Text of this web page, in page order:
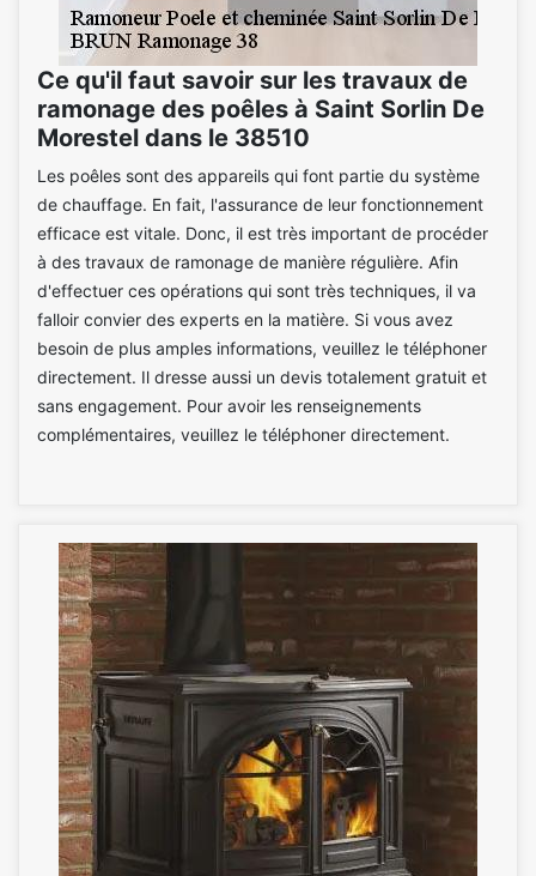
Ce qu'il faut savoir sur les travaux de
ramonage des poêles à Saint Sorlin De
Morestel dans le 38510
Les poêles sont des appareils qui font partie du système
de chauffage. En fait, l'assurance de leur fonctionnement
efficace est vitale. Donc, il est très important de procéder
à des travaux de ramonage de manière régulière. Afin
d'effectuer ces opérations qui sont très techniques, il va
falloir convier des experts en la matière. Si vous avez
besoin de plus amples informations, veuillez le téléphoner
directement. Il dresse aussi un devis totalement gratuit et
sans engagement. Pour avoir les renseignements
complémentaires, veuillez le téléphoner directement.